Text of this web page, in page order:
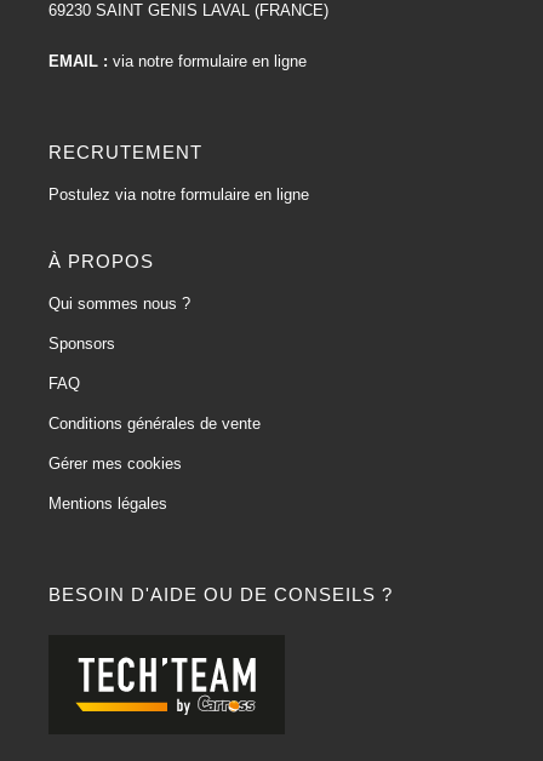
BESOIN D'AIDE OU DE CONSEILS ?
69230 SAINT GENIS LAVAL (FRANCE)
EMAIL : via notre formulaire en ligne
RECRUTEMENT
Postulez via notre formulaire en ligne
À PROPOS
Qui sommes nous ?
Sponsors
FAQ
Conditions générales de vente
Gérer mes cookies
Mentions légales